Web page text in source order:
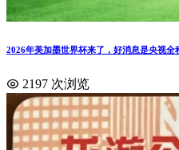
2026年美加墨世界杯来了，好消息是央视全
2197 次浏览